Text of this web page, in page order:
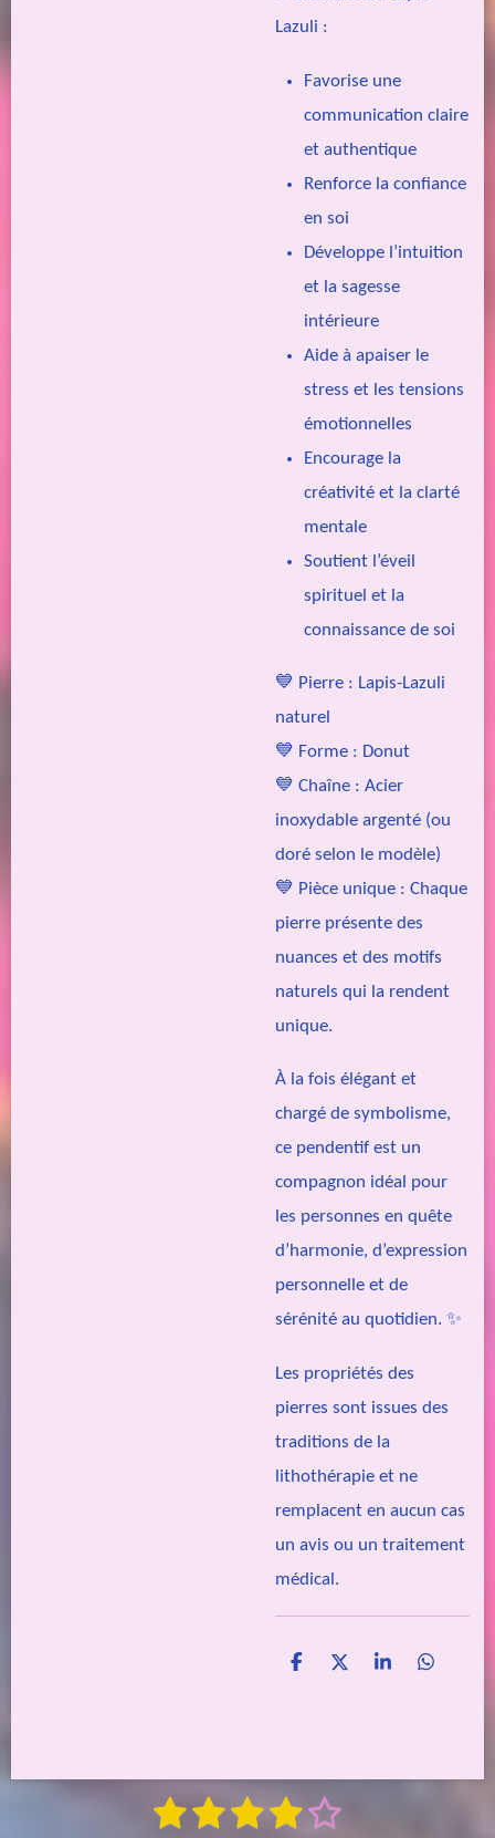
Lazuli :
Favorise une
communication claire
et authentique
Renforce la confiance
en soi
Développe l’intuition
et la sagesse
intérieure
Aide à apaiser le
stress et les tensions
émotionnelles
Encourage la
créativité et la clarté
mentale
Soutient l’éveil
spirituel et la
connaissance de soi
💙 Pierre : Lapis-Lazuli
naturel
💙 Forme : Donut
💙 Chaîne : Acier
inoxydable argenté (ou
doré selon le modèle)
💙 Pièce unique : Chaque
pierre présente des
nuances et des motifs
naturels qui la rendent
unique.
À la fois élégant et
chargé de symbolisme,
ce pendentif est un
compagnon idéal pour
les personnes en quête
d’harmonie, d’expression
personnelle et de
sérénité au quotidien. ✨
Les propriétés des
pierres sont issues des
traditions de la
lithothérapie et ne
remplacent en aucun cas
un avis ou un traitement
médical.
P
r
P
r
P
P
1
2
3
4
5